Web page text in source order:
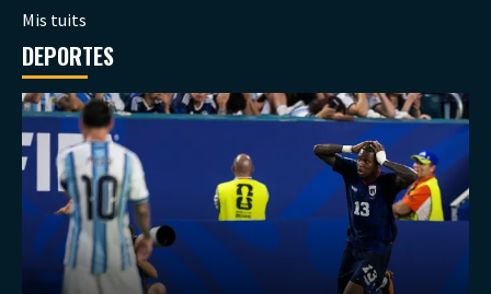
Mis tuits
DEPORTES